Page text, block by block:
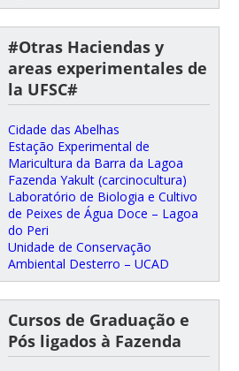
#Otras Haciendas y
areas experimentales de
la UFSC#
Cidade das Abelhas
Estação Experimental de
Maricultura da Barra da Lagoa
Fazenda Yakult (carcinocultura)
Laboratório de Biologia e Cultivo
de Peixes de Água Doce – Lagoa
do Peri
Unidade de Conservação
Ambiental Desterro – UCAD
Cursos de Graduação e
Pós ligados à Fazenda